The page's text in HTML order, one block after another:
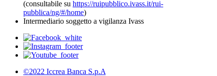
(consultabile su https://ruipubblico.ivass.it/rui-
pubblica/ng/#/home)
Intermediario soggetto a vigilanza Ivass
©2022 Iccrea Banca S.p.A